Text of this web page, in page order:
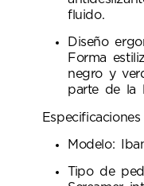
fluido.
Diseño
Forma
negro y
parte de la
Modelo:
Tipo de